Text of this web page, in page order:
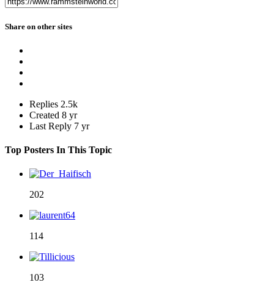
Share on other sites
Replies 2.5k
Created 8 yr
Last Reply 7 yr
Top Posters In This Topic
202
114
103